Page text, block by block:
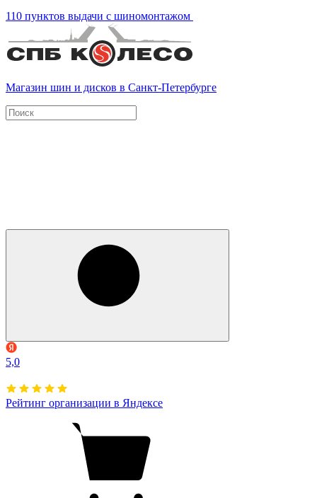
110 пунктов выдачи с шиномонтажом
Магазин шин и дисков в Санкт-Петербурге
5,0
Рейтинг организации в Яндексе